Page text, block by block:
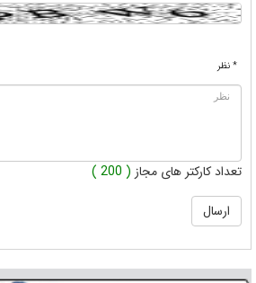
* نظر
تعداد کارکتر های مجاز ( 200 )